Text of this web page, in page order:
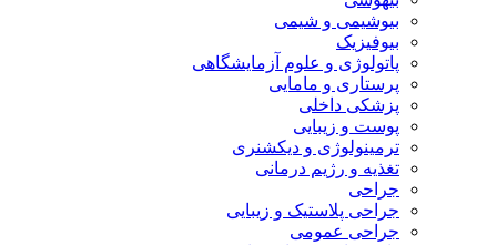
بیوشیمی و شیمی
بیوفیزیک
پاتولوژی و علوم آزمایشگاهی
پرستاری و مامایی
پزشکی داخلی
پوست و زیبایی
ترمینولوژی و دیکشنری
تغذیه و رژیم درمانی
جراحی
جراحی پلاستیک و زیبایی
جراحی عمومی